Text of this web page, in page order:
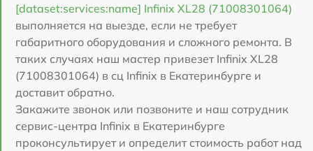
[dataset:services:name] Infinix XL28 (71008301064)
выполняется на выезде, если не требует
габаритного оборудования и сложного ремонта. В
таких случаях наш мастер привезет Infinix XL28
(71008301064) в сц Infinix в Екатеринбурге и
доставит обратно.
Закажите звонок или позвоните и наш сотрудник
сервис-центра Infinix в Екатеринбурге
проконсультирует и определит стоимость работ над